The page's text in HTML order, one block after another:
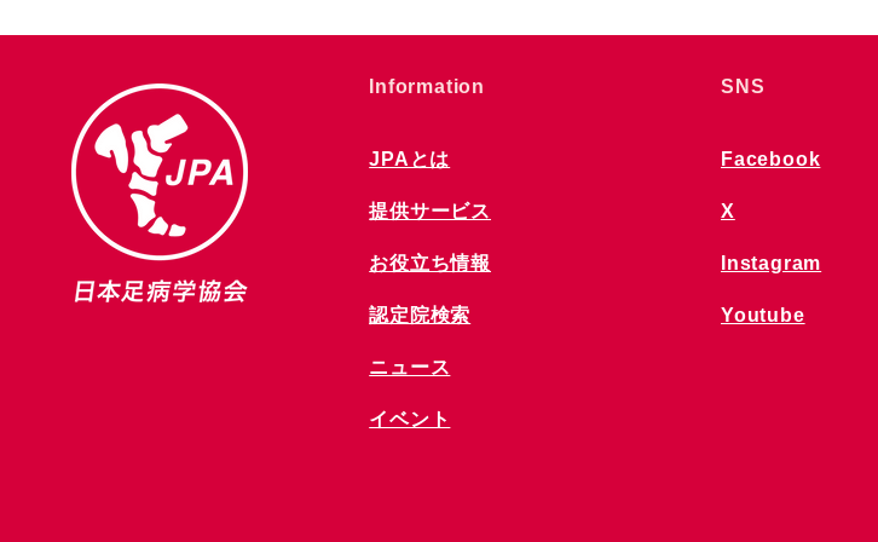
​Information
JPAとは
提供サービス
お役立ち情報
​認定院検索
ニュース
​イベント
SNS
Facebook
X
Instagram
Youtube